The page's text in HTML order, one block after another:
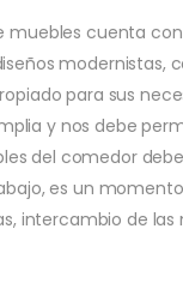
muebles cuenta
para sus
y nos debe
del comedor
es un
intercambio de